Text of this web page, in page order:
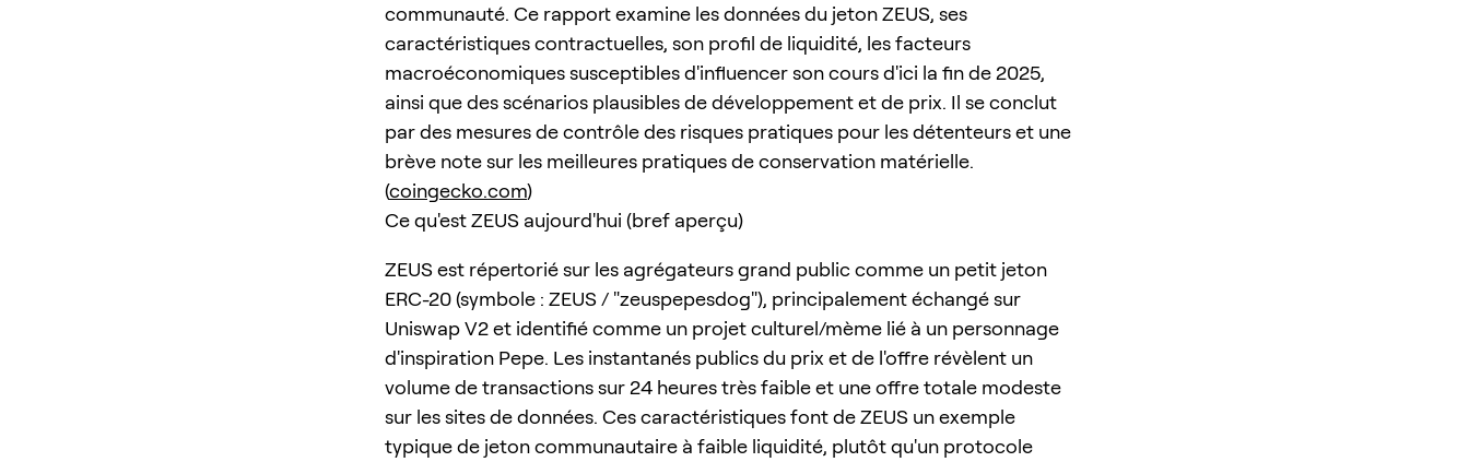
communauté. Ce rapport examine les données du jeton ZEUS, ses
caractéristiques contractuelles, son profil de liquidité, les facteurs
macroéconomiques susceptibles d'influencer son cours d'ici la fin de 2025,
ainsi que des scénarios plausibles de développement et de prix. Il se conclut
par des mesures de contrôle des risques pratiques pour les détenteurs et une
brève note sur les meilleures pratiques de conservation matérielle.
(coingecko.com)
Ce qu'est ZEUS aujourd'hui (bref aperçu)
ZEUS est répertorié sur les agrégateurs grand public comme un petit jeton
ERC-20 (symbole : ZEUS / "zeuspepesdog"), principalement échangé sur
Uniswap V2 et identifié comme un projet culturel/mème lié à un personnage
d'inspiration Pepe. Les instantanés publics du prix et de l'offre révèlent un
volume de transactions sur 24 heures très faible et une offre totale modeste
sur les sites de données. Ces caractéristiques font de ZEUS un exemple
typique de jeton communautaire à faible liquidité, plutôt qu'un protocole